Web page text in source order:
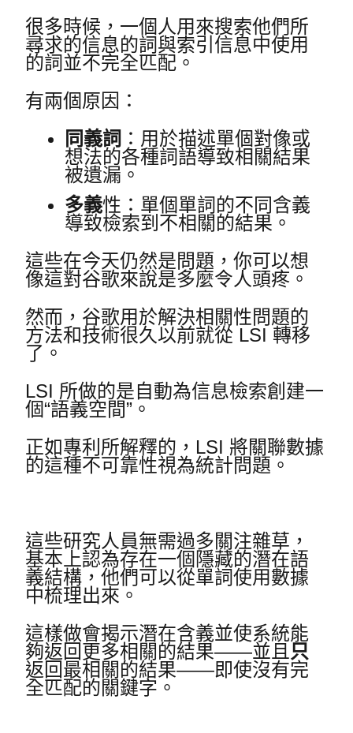
很多時候，一個人用來搜索他們所
尋求的信息的詞與索引信息中使用
的詞並不完全匹配。
有兩個原因：
同義詞 ：用於描述單個對像或
想法的各種詞語導致相關結果
被遺漏。
多義性：單個單詞的不同含義
導致檢索到不相關的結果。
這些在今天仍然是問題，你可以想
像這對谷歌來說是多麼令人頭疼。
然而，谷歌用於解決相關性問題的
方法和技術很久以前就從 LSI 轉移
了。
LSI 所做的是自動為信息檢索創建一
個“語義空間”。
正如專利所解釋的，LSI 將關聯數據
的這種不可靠性視為統計問題。
這些研究人員無需過多關注雜草，
基本上認為存在一個隱藏的潛在語
義結構，他們可以從單詞使用數據
中梳理出來。
這樣做會揭示潛在含義並使系統能
夠返回更多相關的結果——並且 只
返回最相關的結果——即使沒有完
全匹配的關鍵字。